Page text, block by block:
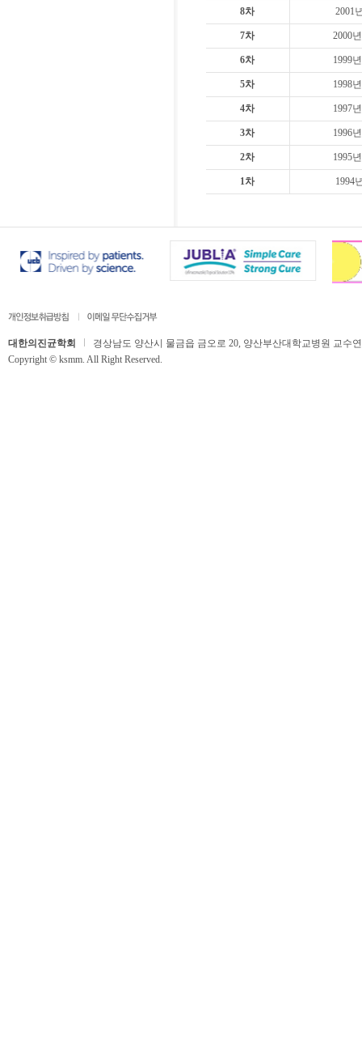
8차 2001
7차 2000
6차 1999
5차 1998
4차 1997
3차 1996
2차 1995
1차 1994
대한의진균학회
경상남도 양산시 물금읍 금오로 20, 양산부산대학교병원 교수
Copyright © ksmm. All Right Reserved.